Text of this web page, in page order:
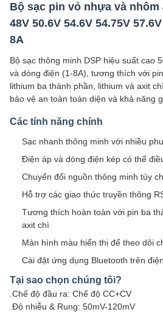
Bộ sạc pin vỏ nhựa và nhôm
48V 50.6V 54.6V 54.75V
8A
Bộ sạc thông minh DSP hiệu suất cao
và dòng điện (1-8A), tương thích với
lithium ba thành phần, lithium và axit
bảo vệ an toàn toàn diện và khả năng
Các tính năng chính
Sạc nhanh thông minh với nhiều
Điện áp và dòng điện kép có thể
Chuyển đổi nguồn thông minh tùy
Hỗ trợ các giao thức truyền thông
Tương thích hoàn toàn với pin ba
axit chì
Màn hình màu hiển thị để theo dõi
Cài đặt ứng dụng Bluetooth trên
Tại sao chọn chúng tôi?
.Chế độ đầu ra: Chế độ CC+CV
.Độ nhiễu & Rung: 50mV-120mV